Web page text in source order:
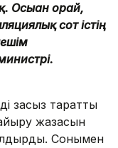
Осыған орай,
сот істің
заңсыз таратты
жазасын
Сонымен